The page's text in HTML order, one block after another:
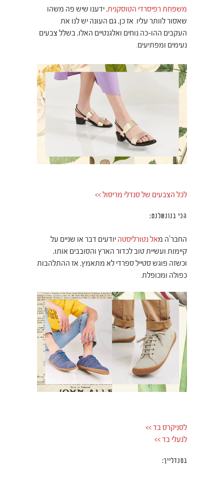
משפחת רפיסרדי הטוסקנית, ידענו שיש פה משהו
שאסור לוותר עליו. אז כן, גם העונה יש לנו את
העקבים ההו-כה נוחים ואלגנטיים האלו, בשלל צבעים
נעימים ומפתיעים.
לכל הצבעים של סנדלי מריסול >>
הכי בנונשלנט:
החבר'ה מאל נטורליסטה יודעים דבר או שניים על
קיימות ועשיית טוב לכדור הארץ והסובבים אותו,
וכשזה פוגש סטייל ספרדי לא מתאמץ, אז ההתלהבות
כפולה ומכופלת.
לסניקרס בד >>
לנעלי בד >>
בסנדלייך: